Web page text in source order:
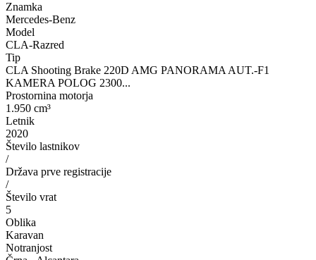
Znamka
Mercedes-Benz
Model
CLA-Razred
Tip
CLA Shooting Brake 220D AMG PANORAMA AUT.-F1
KAMERA POLOG 2300...
Prostornina motorja
1.950 cm³
Letnik
2020
Število lastnikov
/
Država prve registracije
/
Število vrat
5
Oblika
Karavan
Notranjost